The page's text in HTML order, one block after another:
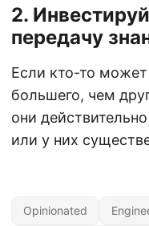
2.
передачу
Если кто-то может
большего, чем
они
или у них
Opinionated